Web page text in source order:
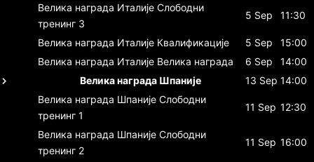
Велика награда Италије Слободни
тренинг 3
5 Sep 11:30
Велика награда Италије Квалификације 5 Sep
15:00
Велика награда Италије Велика награда 6 Sep
14:00
Велика награда Шпаније
13 Sep 14:00
Велика награда Шпаније Слободни
тренинг 1
11 Sep 12:30
Велика награда Шпаније Слободни
тренинг 2
11 Sep 16:00